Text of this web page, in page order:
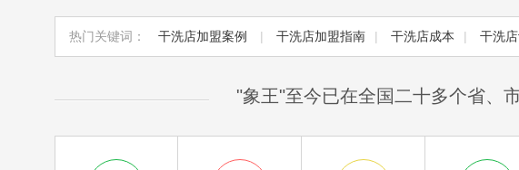
热门关键词： 干洗店加盟案例 | 干洗店加盟指南 | 干洗店成本 | 干洗
"象王"至今已在全国二十多个省、